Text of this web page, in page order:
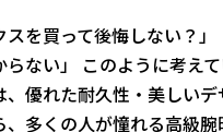
スを買って後悔しない？
らない」 このように考え
、優れた耐久性・美しい
、多くの人が憧れる高級